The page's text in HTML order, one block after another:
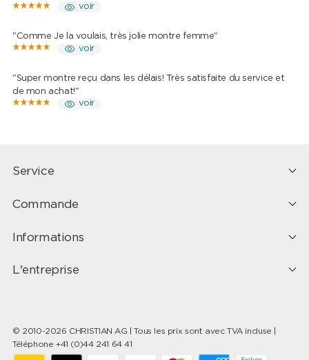
voir
"Comme Je la voulais, très jolie montre femme"
voir
"Super montre reçu dans les délais! Très satisfaite du service et
de mon achat!"
voir
Service
Commande
Informations
L'entreprise
© 2010-2026 CHRISTIAN AG | Tous les prix sont avec TVA incluse |
Téléphone +41 (0)44 241 64 41